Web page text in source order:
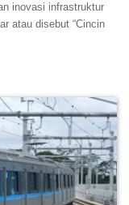
inovasi infrastruktur
atau disebut “Cincin